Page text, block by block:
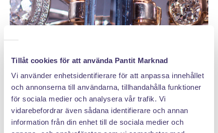
Tillåt cookies för att använda Pantit Marknad
Vi använder enhetsidentifierare för att anpassa innehållet
och annonserna till användarna, tillhandahålla funktioner
för sociala medier och analysera vår trafik. Vi
vidarebefordrar även sådana identifierare och annan
information från din enhet till de sociala medier och
DÄRFÖR SÄLJER DU MED PANTIT